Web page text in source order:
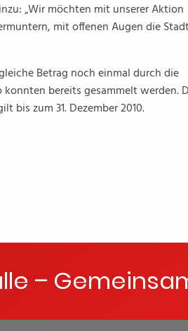
„Wir möchten mit unserer Aktion
mit offenen Augen die
Betrag noch einmal durch die
konnten bereits gesammelt werden.
bis zum 31. Dezember 2010.
–